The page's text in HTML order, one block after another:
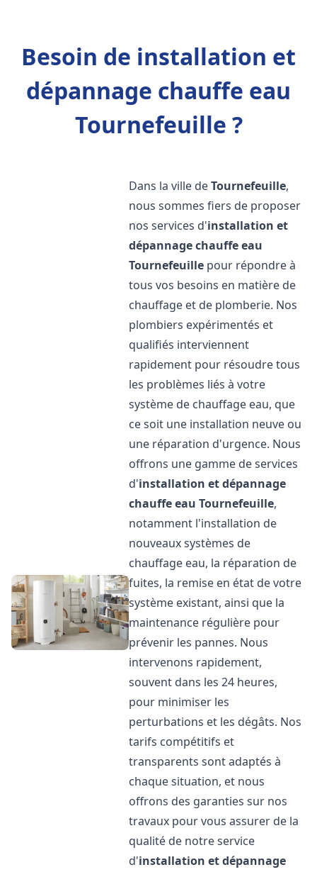
Besoin de installation et
dépannage chauffe eau
Tournefeuille ?
Dans la ville deTournefeuille,
nous sommes fiers de proposer
nos services d'installation et
dépannage chauffe eau
Tournefeuille pour répondre à
tous vos besoins en matière de
chauffage et de plomberie. Nos
plombiers expérimentés et
qualifiés interviennent
rapidement pour résoudre tous
les problèmes liés à votre
système de chauffage eau, que
ce soit une installation neuve ou
une réparation d'urgence. Nous
offrons une gamme de services
d'installation et dépannage
chauffe eau Tournefeuille,
notamment l'installation de
nouveaux systèmes de
chauffage eau, la réparation de
fuites, la remise en état de votre
système existant, ainsi que la
maintenance régulière pour
prévenir les pannes. Nous
intervenons rapidement,
souvent dans les 24 heures,
pour minimiser les
perturbations et les dégâts. Nos
tarifs compétitifs et
transparents sont adaptés à
chaque situation, et nous
offrons des garanties sur nos
travaux pour vous assurer de la
qualité de notre service
d'installation et dépannage